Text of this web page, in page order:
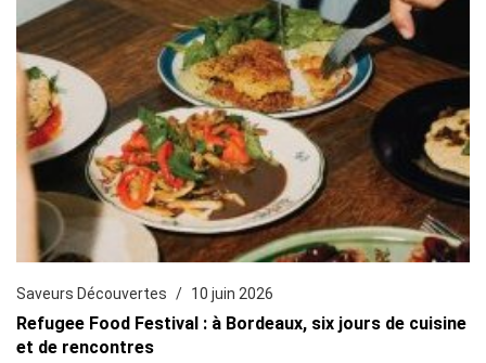
Saveurs Découvertes 10 juin 2026
Refugee Food Festival : à Bordeaux, six jours de cuisine
et de rencontres